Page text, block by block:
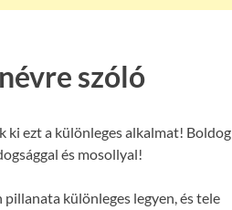
szóló
ki ezt a különleges alkalmat! Boldog
és mosollyal!
különleges legyen, és tele